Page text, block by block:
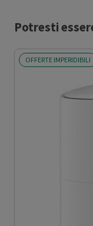
Potresti
OFFERTE IMPERIDIBILI